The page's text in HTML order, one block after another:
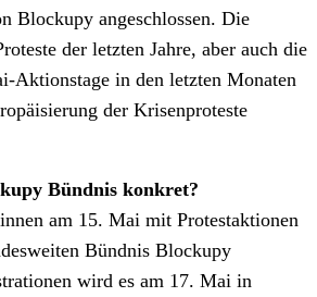
Blockupy angeschlossen. Die
der letzten Jahre, aber auch die
Aktionstage in den letzten Monaten
der Krisenproteste
Bündnis konkret?
am 15. Mai mit Protestaktionen
Bündnis Blockupy
wird es am 17. Mai in